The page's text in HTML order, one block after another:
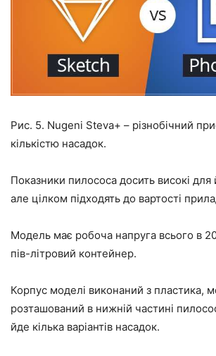
Рис. 5. Nugeni Steva+ – різнобічний
кількістю насадок.
Показники пилососа досить високі для
але цілком підходять до вартості
Модель має робоча напруга всього в
пів-літровий контейнер.
Корпус моделі виконаний з пластика,
розташований в нижній частині
йде кілька варіантів насадок.